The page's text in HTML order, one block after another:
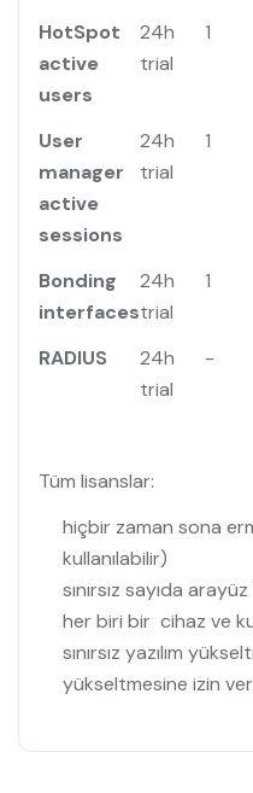
HotSpot
active
users
24h
trial
1
User
manager
active
sessions
24h
trial
1
Bonding
interfaces
24h
trial
1
RADIUS
24h
trial
-
Tüm lisanslar:
hiçbir zaman sona
kullanılabilir)
sınırsız sayıda
her biri bir cihaz ve
sınırsız yazılım
yükseltmesine izin